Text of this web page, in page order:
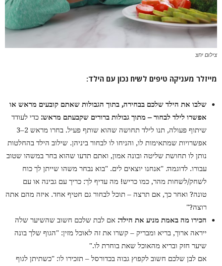
צילום יחצ
מייזלר מעניקה טיפים לשיח נכון עם הילד:
שלבו את הילד שלכם בבחירה, בתוך הגבולות שאתם קובעים מראש או
אפשרו לילד לבחור – מתוך גבולות ברורים שקבעתם מראש: כדי לעודד
שיתוף פעולה, תנו לילד תחושה שהוא שותף פעיל. בחרו מראש 2–3
אפשרויות שמתאימות לו, והניחו לו לבחור ביניהן. שילוב הילד בהחלטות
נותן לו תחושת שליטה ובונה אמון, ואתם תדעו שהוא בחר במשהו שטוב
עבורו. לדוגמה: "אנחנו יוצאים לים. "בוא נבחר משהו שייתן לך כוח
לשחק/לשחות מהר, כמו כריש! מה עדיף לך: כריך עם גבינה או עם
טונה? ואחר כך, אם תרצה – תוכל לבחור גם חטיף אחד. איזה מהם אתה
רוצה?"
הכירו מה באמת מניע את הילד: אם לבת שלכם חשוב שהשיער שלה
ייראה ארוך, בריא ומבריק – קשרו את זה לאוכל מזין: "הגוף שלך בונה
שיער חזק ובריא מהאוכל שאת בוחרת לו."
אם לבן שלכם חשוב לקפוץ גבוה בכדורסל – תזכירו לו: "כשתיתן לגוף